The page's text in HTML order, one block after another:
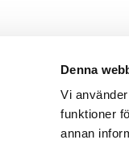
Denna
Vi
funktioner
annan